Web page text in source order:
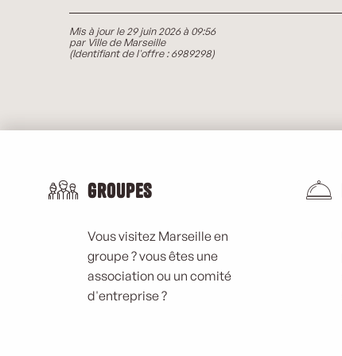
Mis à jour le 29 juin 2026 à 09:56
par Ville de Marseille
(Identifiant de l'offre :6989298)
Groupes
Vous visitez Marseille en
groupe ? vous êtes une
association ou un comité
d'entreprise ?